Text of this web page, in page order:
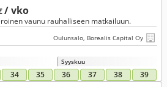
/ vko
vaunu rauhalliseen matkailuun.
Oulunsalo, Borealis Capital Oy
Syyskuu
34 35 36 37 38 39